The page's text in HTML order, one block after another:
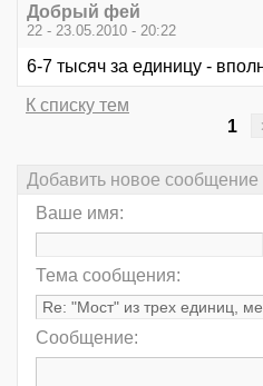
Добрый фей
22 - 23.05.2010 - 20:22
6-7 тысяч за единицу -
К списку тем
1
Добавить новое сообщение
Ваше имя:
Тема сообщения:
Сообщение: